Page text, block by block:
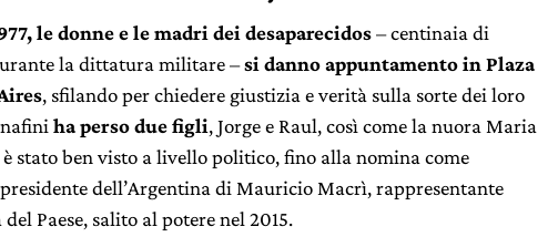
le donne e le madri dei desaparecidos– centinaia di
la dittatura militare –si danno appuntamento in Plaza
, sfilando per chiedere giustizia e verità sulla sorte dei loro
ha perso due figli, Jorge e Raul, così come la nuora Maria
stato ben visto a livello politico, fino alla nomina come
dell’Argentina di Mauricio Macrì, rappresentante
Paese, salito al potere nel 2015.